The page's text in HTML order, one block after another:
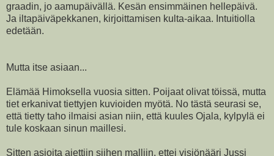
graadin, jo aamupäivällä. Kesän ensimmäinen hellepäivä.
Ja iltapäiväpekkanen, kirjoittamisen kulta-aikaa. Intuitiolla
edetään.
Mutta itse asiaan...
Elämää Himoksella vuosia sitten. Poijaat olivat töissä, mutta
tiet erkanivat tiettyjen kuvioiden myötä. No tästä seurasi se,
että tietty taho ilmaisi asian niin, että kuules Ojala, kylpylä ei
tule koskaan sinun maillesi.
Sitten asioita ajettiin siihen malliin, ettei visiönääri Jussi